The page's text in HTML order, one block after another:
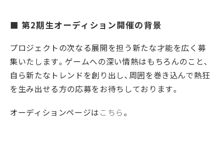
■ 第2期生オーディション開催の背景
プロジェクトの次なる展開を担う新たな才能を広く募
集いたします。ゲームへの深い情熱はもちろんのこと、
自ら新たなトレンドを創り出し、周囲を巻き込んで熱狂
を生み出せる方の応募をお待ちしております。
オーディションページは こちら。